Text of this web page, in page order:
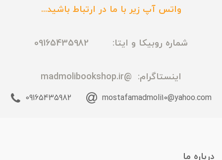
واتس آپ زیر با ما در ارتباط باشید...
شماره روبیکا و ایتا: 09165435982
اینستاگرام: @madmolibookshop.ir
mostafamadmoli10@yahoo.com
09165435982
درباره ما